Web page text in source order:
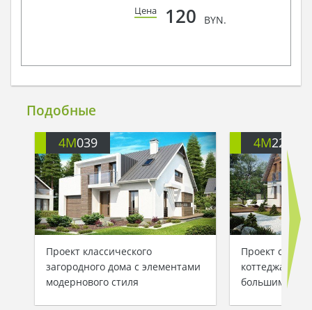
Цена 120 BYN.
Подобные
4M039
Проект классического
загородного дома с элементами
модернового стиля
4M220
Проект
коттеджа с
большим